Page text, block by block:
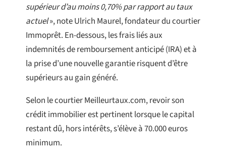
supérieur d’au moins 0,70% par rapport au taux
actuel», note Ulrich Maurel, fondateur du courtier
Immoprêt. En-dessous, les frais liés aux
indemnités de remboursement anticipé (IRA) et à
la prise d’une nouvelle garantie risquent d’être
supérieurs au gain généré.
Selon le courtier Meilleurtaux.com, revoir son
crédit immobilier est pertinent lorsque le capital
restant dû, hors intérêts, s’élève à 70.000 euros
minimum.